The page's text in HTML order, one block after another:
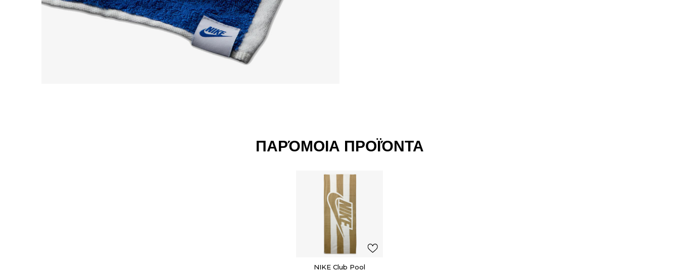
ΠΑΡΌΜΟΙΑ ΠΡΟΪΌΝΤΑ
NIKE Club Pool